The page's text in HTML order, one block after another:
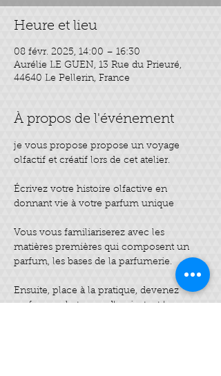
Heure et lieu
08 févr. 2025, 14:00 – 16:30
Aurélie LE GUEN, 13 Rue du Prieuré,
44640 Le Pellerin, France
À propos de l'événement
je vous propose propose un voyage
olfactif et créatif lors de cet atelier.
Écrivez votre histoire olfactive en
donnant vie à votre parfum unique
Vous vous familiariserez avec les
matières premières qui composent un
parfum, les bases de la parfumerie.
Ensuite, place à la pratique, devenez
parfumeur le temps d'un instant !